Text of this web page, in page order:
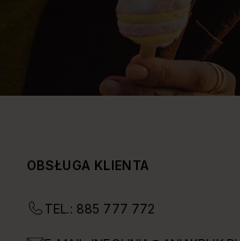
OBSŁUGA KLIENTA
TEL.: 885 777 772